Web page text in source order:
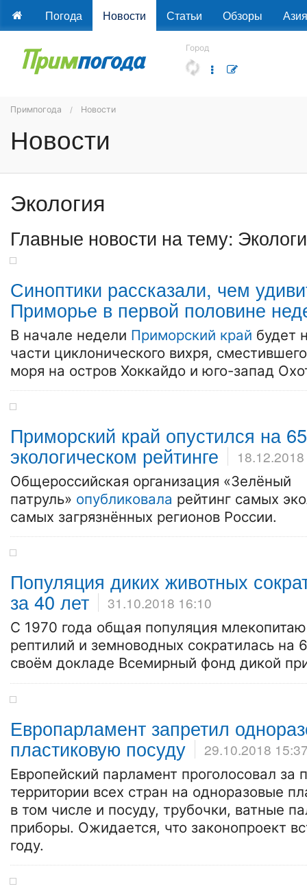
Погода Новости Статьи Обзоры Азия
Город
Примпогода Новости
Новости
Экология
Главные новости на тему:
Синоптики рассказали, чем
Приморье в первой половине
В начале недели Приморский край будет
части циклонического вихря,
моря на остров Хоккайдо и юго-запад
Приморский край опустился на
экологическом рейтинге
Общероссийская организация «Зелёный
патруль» опубликовала рейтинг самых
самых загрязнённых регионов России.
Популяция диких животных
за 40 лет 31.10.2018 16:10
С 1970 года общая популяция
рептилий и земноводных сократилась на
своём докладе Всемирный фонд дикой
Европарламент запретил
пластиковую посуду 29.10.2018
Европейский парламент проголосовал за
территории всех стран на одноразовые
в том числе и посуду, трубочки, ватные
приборы. Ожидается, что законопроект
году.